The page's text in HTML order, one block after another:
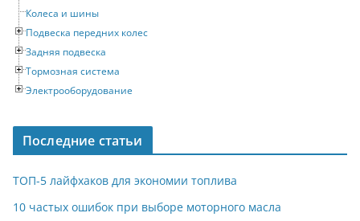
Колеса и шины
Подвеска передних колес
Задняя подвеска
Тормозная система
Электрооборудование
Последние статьи
ТОП-5 лайфхаков для экономии топлива
10 частых ошибок при выборе моторного масла